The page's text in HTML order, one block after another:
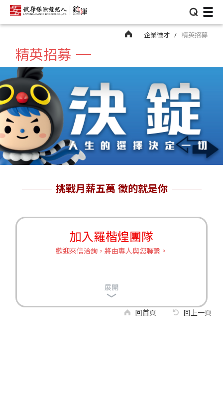
⌕
企業徵才 精英招募
精英招募
挑戰月薪五萬 徵的就是你
展開
加入羅楷煌團隊
歡迎來信洽詢，將由專人與您聯繫。
回首頁 回上一頁